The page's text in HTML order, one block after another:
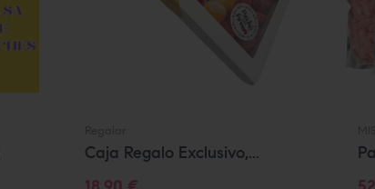
Caja Regalo Exclusivo,...